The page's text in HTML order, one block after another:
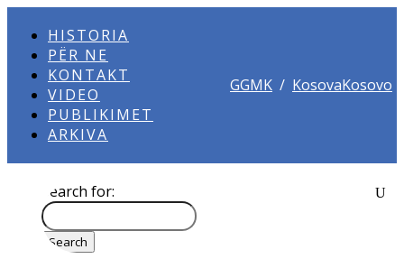
HISTORIA
PËR NE
KONTAKT
VIDEO
PUBLIKIMET
ARKIVA
GGMK / KosovaKosovo
Search for: